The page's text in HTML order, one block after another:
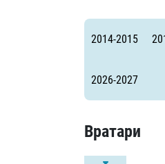
2014-2015
2026-2027
Вратари